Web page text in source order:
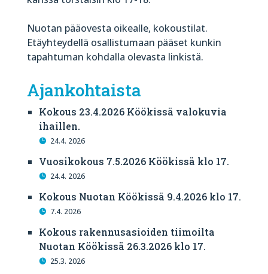
Nuotan pääovesta oikealle, kokoustilat.
Etäyhteydellä osallistumaan pääset kunkin
tapahtuman kohdalla olevasta linkistä.
Ajankohtaista
Kokous 23.4.2026 Köökissä valokuvia
ihaillen.
24.4. 2026
Vuosikokous 7.5.2026 Köökissä klo 17.
24.4. 2026
Kokous Nuotan Köökissä 9.4.2026 klo 17.
7.4. 2026
Kokous rakennusasioiden tiimoilta
Nuotan Köökissä 26.3.2026 klo 17.
25.3. 2026